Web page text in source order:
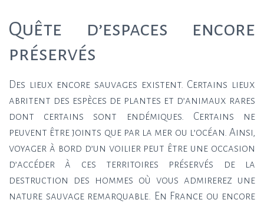
Quête d’espaces encore
préservés
Des lieux encore sauvages existent. Certains lieux
abritent des espèces de plantes et d’animaux rares
dont certains sont endémiques. Certains ne
peuvent être joints que par la mer ou l’océan. Ainsi,
voyager à bord d’un voilier peut être une occasion
d’accéder à ces territoires préservés de la
destruction des hommes où vous admirerez une
nature sauvage remarquable. En France ou encore